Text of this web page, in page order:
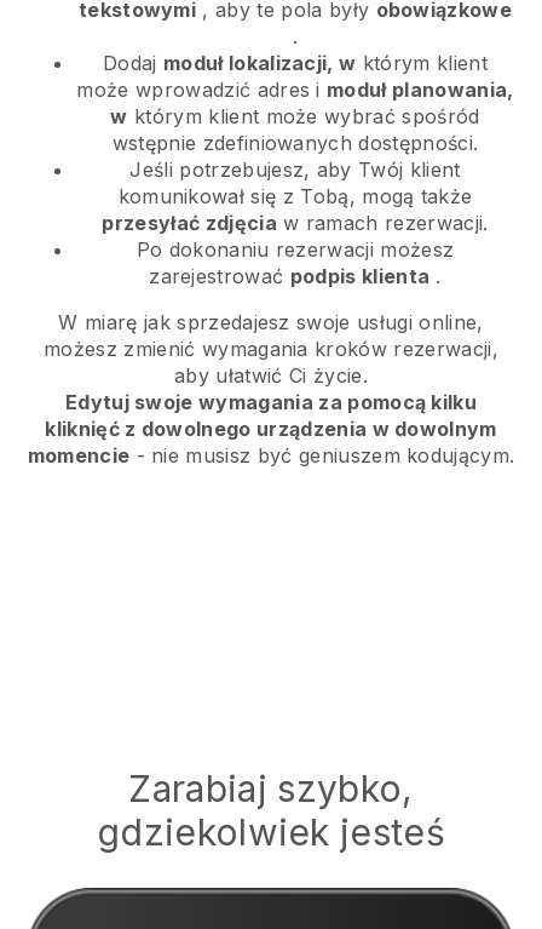
tekstowymi , aby te pola były obowiązkowe
.
Dodaj moduł lokalizacji, w którym klient
może wprowadzić adres i moduł planowania,
w którym klient może wybrać spośród
wstępnie zdefiniowanych dostępności.
Jeśli potrzebujesz, aby Twój klient
komunikował się z Tobą, mogą także
przesyłać zdjęcia w ramach rezerwacji.
Po dokonaniu rezerwacji możesz
zarejestrować podpis klienta .
W miarę jak sprzedajesz swoje usługi online,
możesz zmienić wymagania kroków rezerwacji,
aby ułatwić Ci życie.
Edytuj swoje wymagania za pomocą kilku
kliknięć z dowolnego urządzenia w dowolnym
momencie - nie musisz być geniuszem kodującym.
Zarabiaj szybko,
gdziekolwiek jesteś